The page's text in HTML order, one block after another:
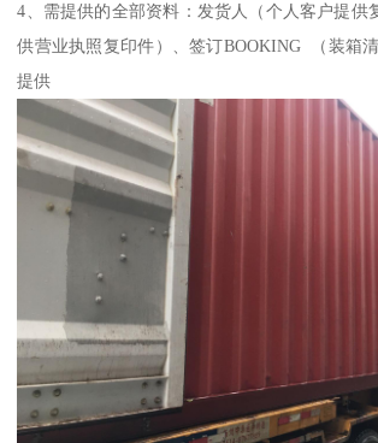
4、需提供的全部资料：发货人（个人客户提供
供营业执照复印件）、签订BOOKING （装箱
提供